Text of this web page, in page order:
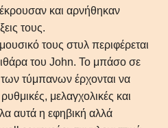
και αρνήθηκαν
τους.
τους στυλ περιφέρεται
του John. Το μπάσο σε
τύμπανων έρχονται να
μελαγχολικές και
αυτά η εφηβική αλλά